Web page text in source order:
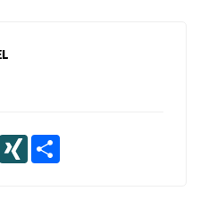
LinkedInXING